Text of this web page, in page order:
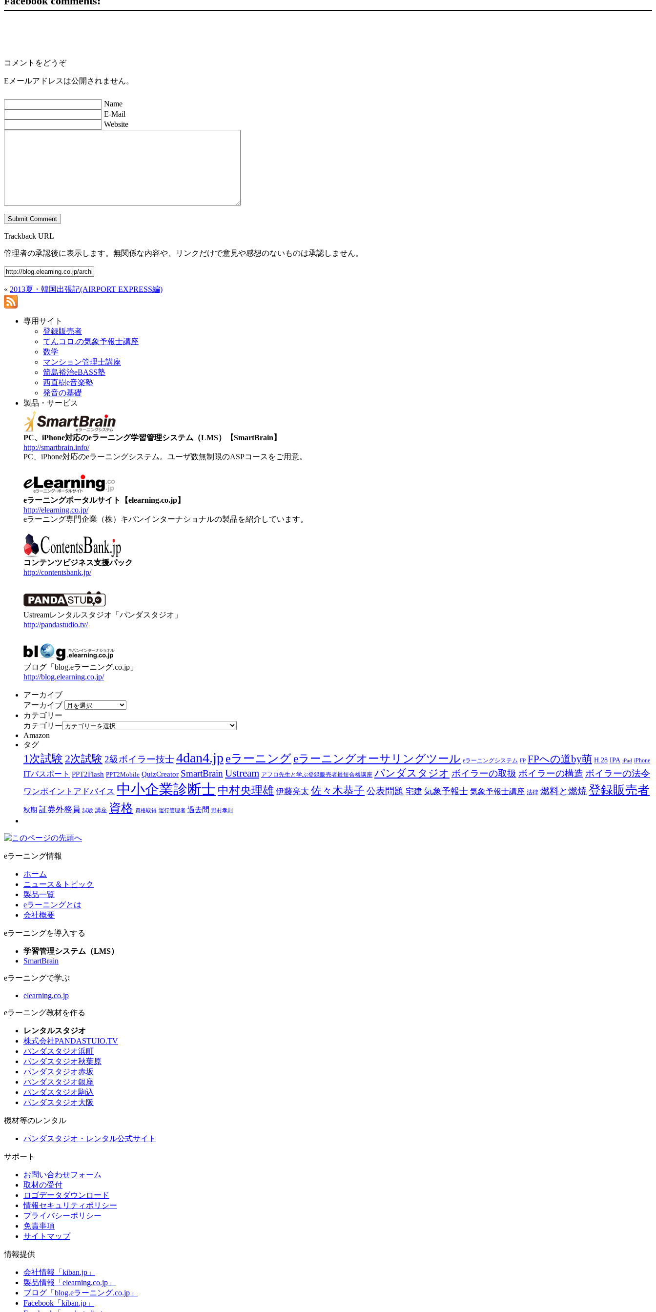
コメントをどうぞ
Eメールアドレスは公開されません。
Name
E-Mail
Website
Trackback URL
管理者の承認後に表示します。無関係な内容や、リンクだけで意見や感想のないものは承認しません。
« 2013夏・韓国出張記(AIRPORT EXPRESS編)
専用サイト
登録販売者
てんコロ.の気象予報士講座
数学
マンション管理士講座
箭島裕治eBASS塾
西直樹e音楽塾
発音の基礎
製品・サービス
PC、iPhone対応のeラーニング学習管理システム（LMS）【SmartBrain】
http://smartbrain.info/
PC、iPhone対応のeラーニングシステム。ユーザ数無制限のASPコースをご用意。
eラーニングポータルサイト【elearning.co.jp】
http://elearning.co.jp/
eラーニング専門企業（株）キバンインターナショナルの製品を紹介しています。
コンテンツビジネス支援パック
http://contentsbank.jp/
Ustreamレンタルスタジオ「パンダスタジオ」
http://pandastudio.tv/
ブログ「blog.eラーニング.co.jp」
http://blog.elearning.co.jp/
アーカイブ
アーカイブ
カテゴリー
カテゴリー
Amazon
タグ
1次試験 2次試験 2級ボイラー技士4dan4.jp eラーニング eラーニングオーサリングツール eラーニングシステム FP FPへの道by萌 H.28 IPA iPad iPhone
ITパスポート PPT2Flash PPT2Mobile QuizCreator SmartBrain Ustream アフロ先生と学ぶ登録販売者最短合格講座 パンダスタジオ ボイラーの取扱 ボイラーの構造 ボイラーの法令
ワンポイントアドバイス 中小企業診断士 中村央理雄 伊藤亮太 佐々木恭子 公表問題 宅建 気象予報士 気象予報士講座 法律 燃料と燃焼 登録販売者
秋期 証券外務員 試験 講座 資格 資格取得 運行管理者 過去問 野村孝則
eラーニング情報
ホーム
ニュース＆トピック
製品一覧
eラーニングとは
会社概要
eラーニングを導入する
学習管理システム（LMS）
SmartBrain
eラーニングで学ぶ
elearning.co.jp
eラーニング教材を作る
レンタルスタジオ
株式会社PANDASTUIO.TV
パンダスタジオ浜町
パンダスタジオ秋葉原
パンダスタジオ赤坂
パンダスタジオ銀座
パンダスタジオ駒込
パンダスタジオ大阪
機材等のレンタル
パンダスタジオ・レンタル公式サイト
サポート
お問い合わせフォーム
取材の受付
ロゴデータダウンロード
情報セキュリティポリシー
プライバシーポリシー
免責事項
サイトマップ
情報提供
会社情報「kiban.jp」
製品情報「elearning.co.jp」
ブログ「blog.eラーニング.co.jp」
Facebook「kiban.jp」